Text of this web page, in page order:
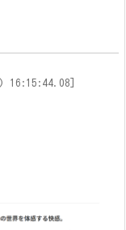
16:15:44.08]